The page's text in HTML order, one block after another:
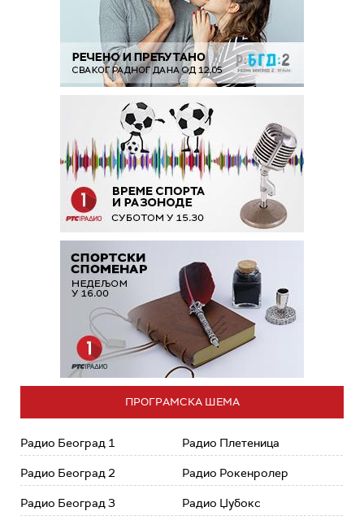
ПРОГРАМСКА ШЕМА
Радио Београд 1
Радио Београд 2
Радио Београд 3
Радио Плетеница
Радио Рокенролер
Радио Џубокс